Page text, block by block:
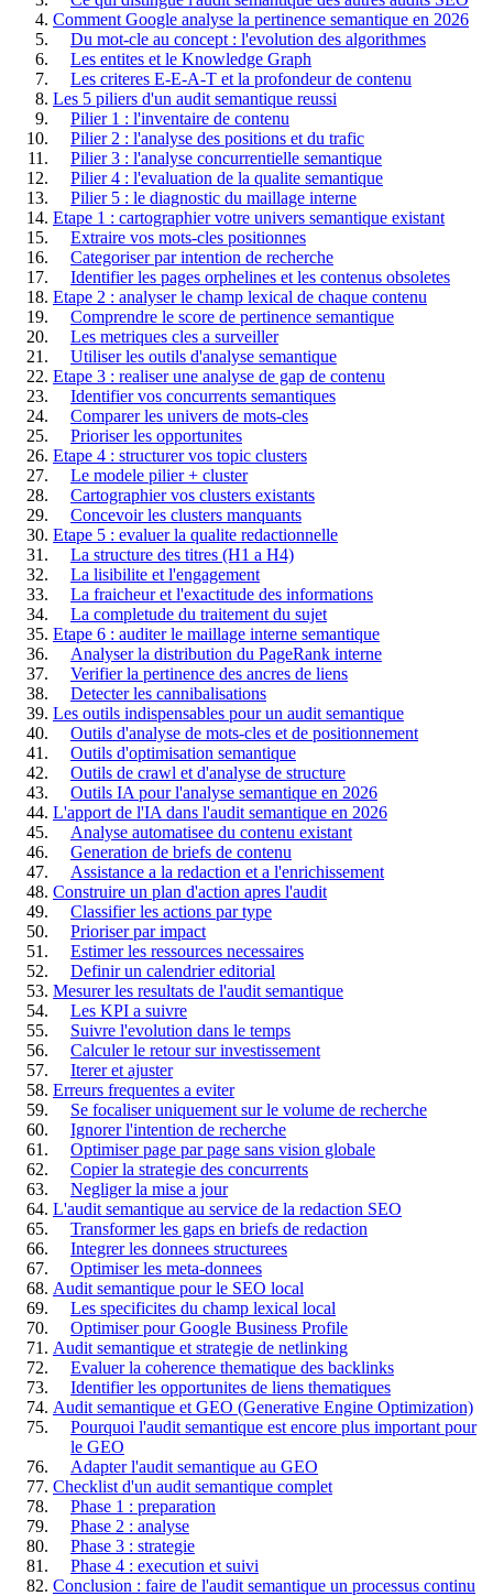
Comment Google analyse la pertinence semantique en 2026
Du mot-cle au concept : l'evolution des algorithmes
Les entites et le Knowledge Graph
Les criteres E-E-A-T et la profondeur de contenu
Les 5 piliers d'un audit semantique reussi
Pilier 1 : l'inventaire de contenu
Pilier 2 : l'analyse des positions et du trafic
Pilier 3 : l'analyse concurrentielle semantique
Pilier 4 : l'evaluation de la qualite semantique
Pilier 5 : le diagnostic du maillage interne
Etape 1 : cartographier votre univers semantique existant
Extraire vos mots-cles positionnes
Categoriser par intention de recherche
Identifier les pages orphelines et les contenus obsoletes
Etape 2 : analyser le champ lexical de chaque contenu
Comprendre le score de pertinence semantique
Les metriques cles a surveiller
Utiliser les outils d'analyse semantique
Etape 3 : realiser une analyse de gap de contenu
Identifier vos concurrents semantiques
Comparer les univers de mots-cles
Prioriser les opportunites
Etape 4 : structurer vos topic clusters
Le modele pilier + cluster
Cartographier vos clusters existants
Concevoir les clusters manquants
Etape 5 : evaluer la qualite redactionnelle
La structure des titres (H1 a H4)
La lisibilite et l'engagement
La fraicheur et l'exactitude des informations
La completude du traitement du sujet
Etape 6 : auditer le maillage interne semantique
Analyser la distribution du PageRank interne
Verifier la pertinence des ancres de liens
Detecter les cannibalisations
Les outils indispensables pour un audit semantique
Outils d'analyse de mots-cles et de positionnement
Outils d'optimisation semantique
Outils de crawl et d'analyse de structure
Outils IA pour l'analyse semantique en 2026
L'apport de l'IA dans l'audit semantique en 2026
Analyse automatisee du contenu existant
Generation de briefs de contenu
Assistance a la redaction et a l'enrichissement
Construire un plan d'action apres l'audit
Classifier les actions par type
Prioriser par impact
Estimer les ressources necessaires
Definir un calendrier editorial
Mesurer les resultats de l'audit semantique
Les KPI a suivre
Suivre l'evolution dans le temps
Calculer le retour sur investissement
Iterer et ajuster
Erreurs frequentes a eviter
Se focaliser uniquement sur le volume de recherche
Ignorer l'intention de recherche
Optimiser page par page sans vision globale
Copier la strategie des concurrents
Negliger la mise a jour
L'audit semantique au service de la redaction SEO
Transformer les gaps en briefs de redaction
Integrer les donnees structurees
Optimiser les meta-donnees
Audit semantique pour le SEO local
Les specificites du champ lexical local
Optimiser pour Google Business Profile
Audit semantique et strategie de netlinking
Evaluer la coherence thematique des backlinks
Identifier les opportunites de liens thematiques
Audit semantique et GEO (Generative Engine Optimization)
Pourquoi l'audit semantique est encore plus important pour
le GEO
Adapter l'audit semantique au GEO
Checklist d'un audit semantique complet
Phase 1 : preparation
Phase 2 : analyse
Phase 3 : strategie
Phase 4 : execution et suivi
Conclusion : faire de l'audit semantique un processus continu